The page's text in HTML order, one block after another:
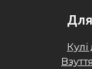
Для